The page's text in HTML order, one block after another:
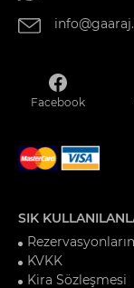
Facebook
SIK
KVKK
Kira Sözleşmesi